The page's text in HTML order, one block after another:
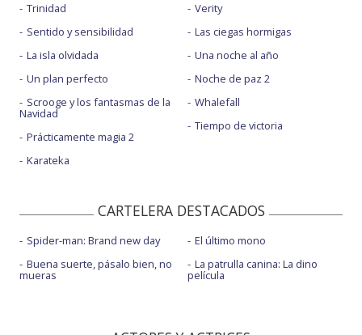
Trinidad
Sentido y sensibilidad
La isla olvidada
Un plan perfecto
Scrooge y los fantasmas de la
Navidad
Prácticamente magia 2
Karateka
Verity
Las ciegas hormigas
Una noche al año
Noche de paz 2
Whalefall
Tiempo de victoria
CARTELERA DESTACADOS
Spider-man: Brand new day
Buena suerte, pásalo bien, no
mueras
El último mono
La patrulla canina: La dino
película